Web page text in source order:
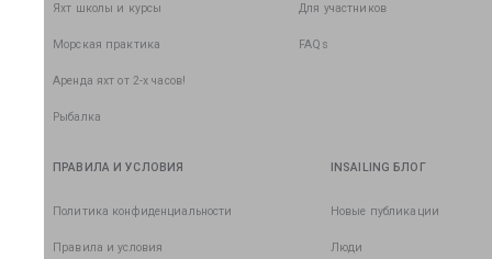
Яхт школы и курсы
Морская практика
Аренда яхт от 2-х часов!
Рыбалка
Для участников
FAQs
ПРАВИЛА И УСЛОВИЯ
Политика конфиденциальности
Правила и условия
INSAILING БЛОГ
Новые публикации
Люди